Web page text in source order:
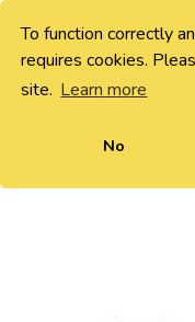
To function correctly
requires cookies.
site. Learn more
No